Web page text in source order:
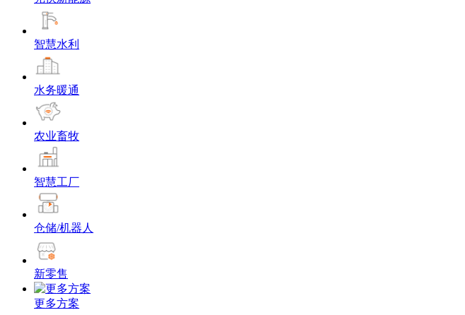
智慧水利
水务暖通
农业畜牧
智慧工厂
仓储/机器人
新零售
更多方案